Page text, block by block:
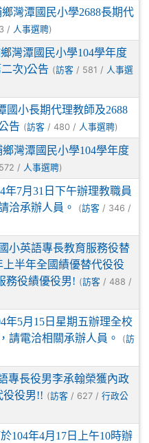
灣潭國民小學2688長期代
/ 人事選聘)
灣潭國民小學104學年度
次)公告 (訪客 / 581 / 人事選
國小長期代理教師及2688
告 (訪客 / 480 / 人事選聘)
灣潭國民小學104學年度
/ 人事選聘)
年7月31日下午辦理教職員
洽承辦人員。
(訪客 / 346 /
小英語專長教育服務役替
半年全國績優替代役役
務役績優役男! (訪客 / 488 /
年5月15日星期五辦理全校
請電洽相關承辦人員。
(訪
專長役男李承翰榮獲內政
役役男!! (訪客 / 627 / 行政公
104年4月17日上午10時辦